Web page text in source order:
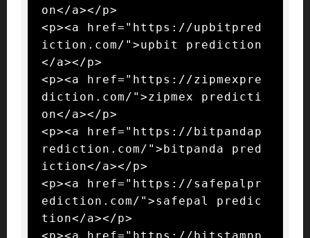
on</a></p>
<p><a href="https://upbitpred
iction.com/">upbit prediction
</a></p>
<p><a href="https://zipmexpre
diction.com/">zipmex predicti
on</a></p>
<p><a href="https://bitpandap
rediction.com/">bitpanda pred
iction</a></p>
<p><a href="https://safepalpr
ediction.com/">safepal predic
tion</a></p>
<p><a href="https://bitstampp